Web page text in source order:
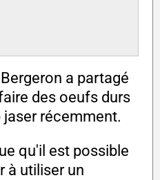
a partagé
des oeufs durs
récemment.
qu'il est possible
à utiliser un